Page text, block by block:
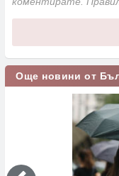
Още новини от